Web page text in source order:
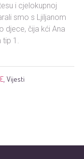
i cjelokupnoj
smo s Ljiljanom
djece, čija kći Ana
tip 1.
, Vijesti